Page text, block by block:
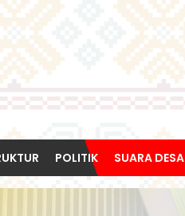
POLITIK SUARA DESA